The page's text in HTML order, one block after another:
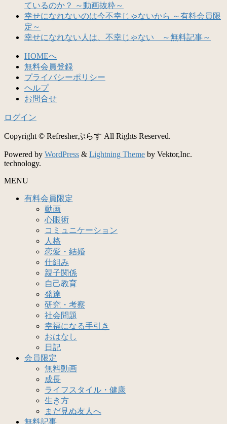
ているのか？ ～動画抜粋～
幸せになれないのは今不幸じゃないから ～有料会員限
定～
幸せになれない人は、不幸じゃない ～無料記事～
HOMEへ
無料会員登録
プライバシーポリシー
ヘルプ
お問合せ
ログイン
Copyright © Refresherぷらす All Rights Reserved.
Powered by WordPress & Lightning Theme by Vektor,Inc.
technology.
MENU
有料会員限定
動画
心眼術
コミュニケーション
人格
恋愛・結婚
仕組み
親子関係
自己教育
発達
研究・考察
社会問題
幸福になる手引き
おはなし
日記
会員限定
無料動画
成長
ライフスタイル・健康
生き方
まだ見ぬ友人へ
無料記事